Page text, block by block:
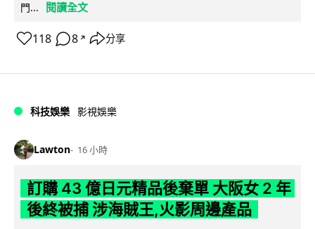
門... 閱讀全文
118 8 ↗ 分享
科技娛樂 影視娛樂
Lawton 16 小時
訂購 43 億日元精品後棄單 大阪女 2 年
後終被捕 涉海賊王,火影周邊產品